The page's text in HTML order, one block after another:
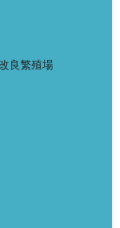
良繁殖場